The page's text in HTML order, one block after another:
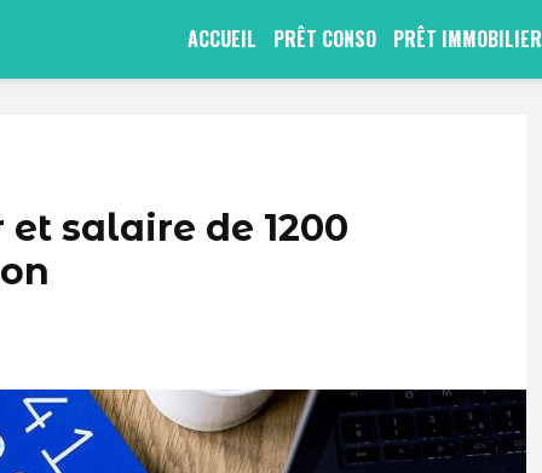
ACCUEIL PRÊT CONSO PRÊT IMMOBILIER
salaire de 1200